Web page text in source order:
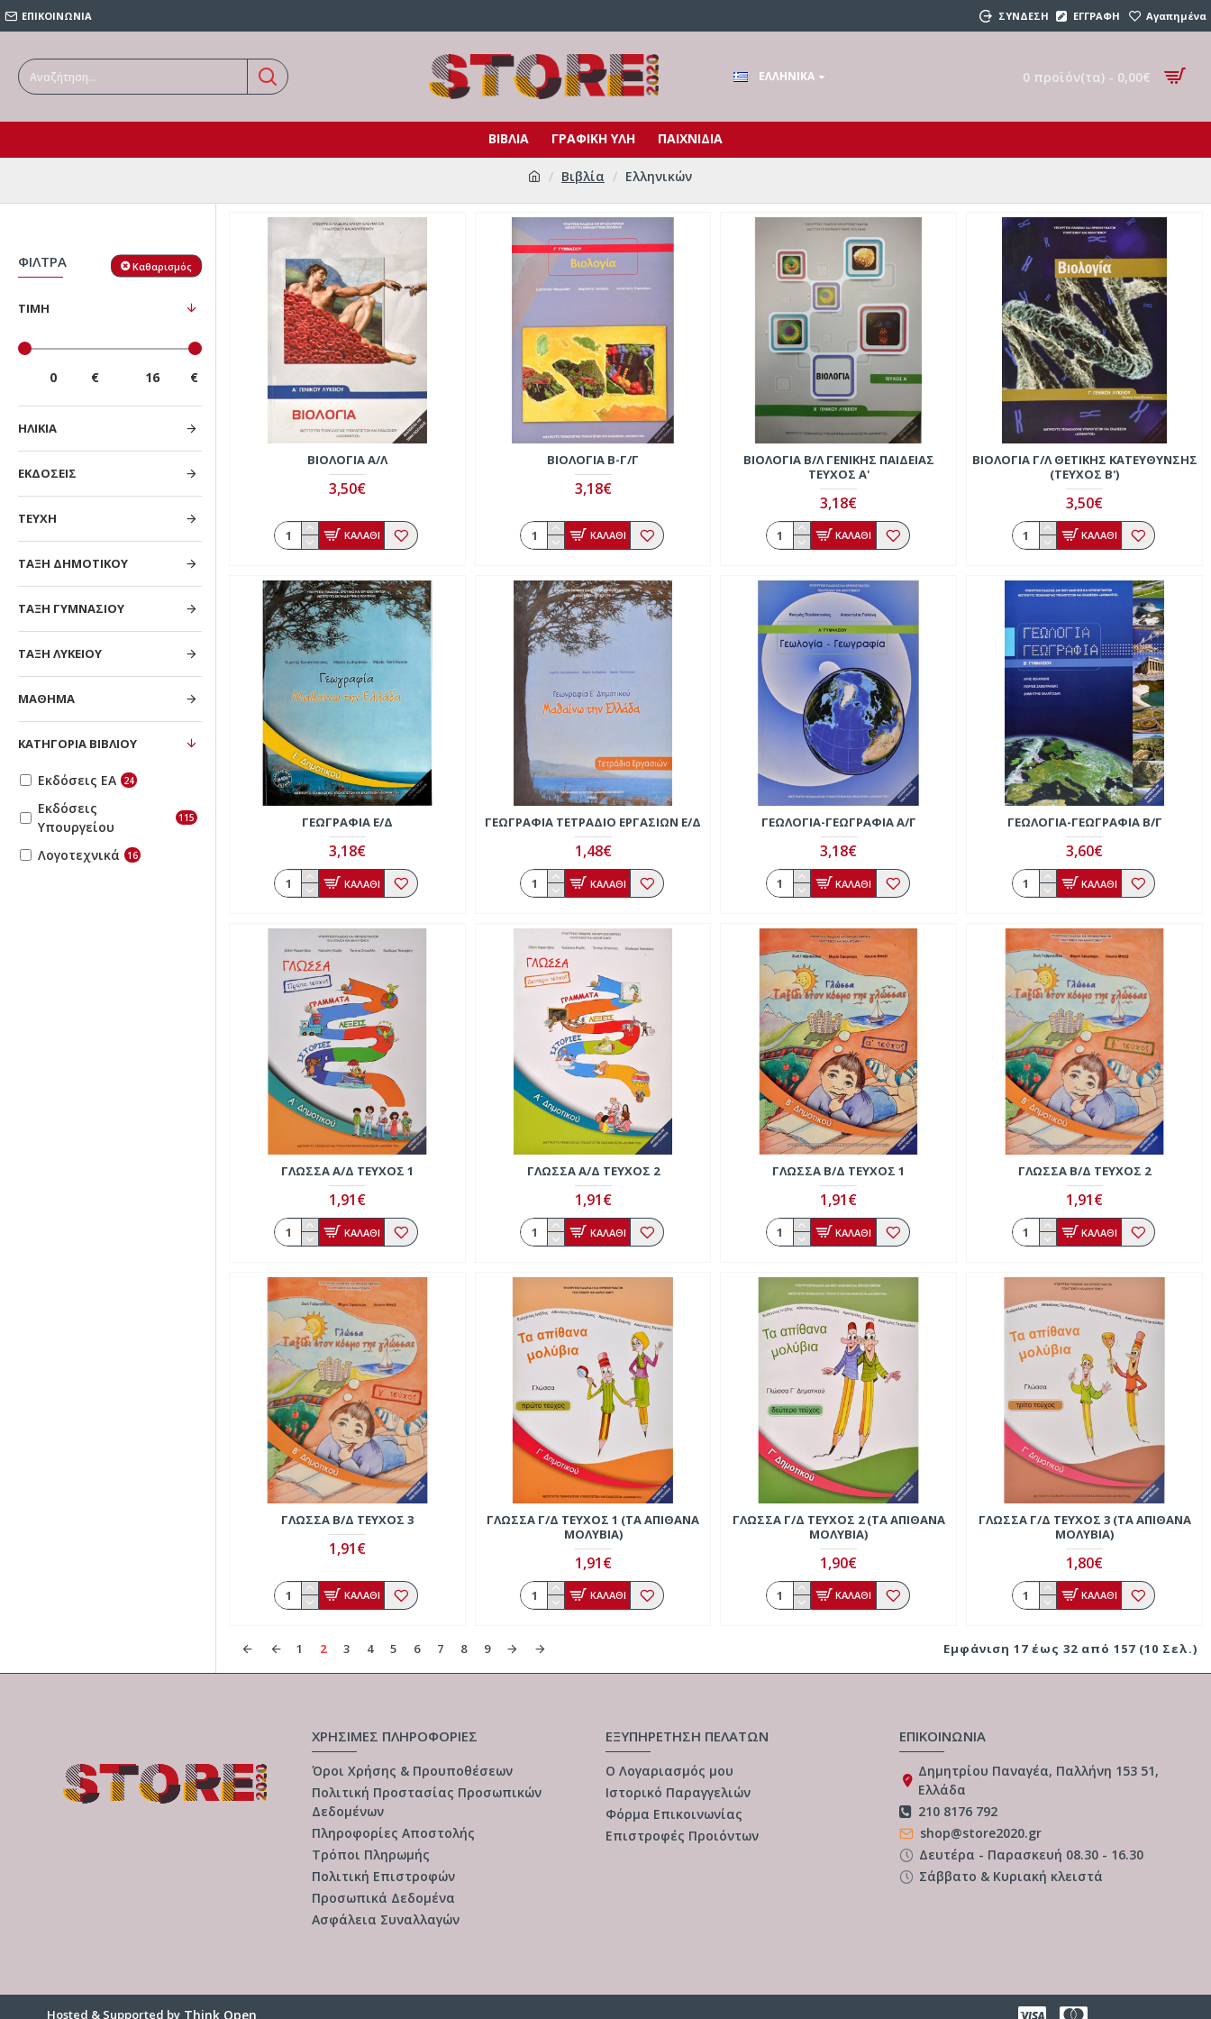
ΕΠΙΚΟΙΝΩΝΙΑ ΣΥΝΔΕΣΗ ΕΓΓΡΑΦΗ Αγαπημένα
ΕΛΛΗΝΙΚΆ 0 προϊόν(τα) - 0,00€
ΒΙΒΛΙΑ ΓΡΑΦΙΚΗ ΥΛΗ ΠΑΙΧΝΙΔΙΑ
Βιβλία Ελληνικών
ΦΙΛΤΡΑ Καθαρισμός
ΤΙΜΗ
€ €
ΗΛΙΚΙΑ
ΕΚΔΟΣΕΙΣ
ΤΕΥΧΗ
ΤΑΞΗ ΔΗΜΟΤΙΚΟΥ
ΤΑΞΗ ΓΥΜΝΑΣΙΟΥ
ΤΑΞΗ ΛΥΚΕΙΟΥ
ΜΑΘΗΜΑ
ΚΑΤΗΓΟΡΙΑ ΒΙΒΛΙΟΥ
Εκδόσεις ΕΑ 24
Εκδόσεις
Υπουργείου
115
Λογοτεχνικά 16
ΒΙΟΛΟΓΊΑ Α/Λ
3,50€
ΚΑΛΑΘΙ
ΒΙΟΛΟΓΊΑ Β-Γ/Γ
3,18€
ΚΑΛΑΘΙ
ΒΙΟΛΟΓΊΑ Β/Λ ΓΕΝΙΚΉΣ ΠΑΙΔΕΊΑΣ
ΤΕΎΧΟΣ Α'
3,18€
ΚΑΛΑΘΙ
ΒΙΟΛΟΓΊΑ Γ/Λ ΘΕΤΙΚΉΣ ΚΑΤΕΎΘΥΝΣΗΣ
(ΤΕΎΧΟΣ Β')
3,50€
ΚΑΛΑΘΙ
ΓΕΩΓΡΑΦΙΑ Ε/Δ
3,18€
ΚΑΛΑΘΙ
ΓΕΩΓΡΑΦΊΑ ΤΕΤΡΆΔΙΟ ΕΡΓΑΣΙΏΝ Ε/Δ
1,48€
ΚΑΛΑΘΙ
ΓΕΩΛΟΓΊΑ-ΓΕΩΓΡΑΦΊΑ Α/Γ
3,18€
ΚΑΛΑΘΙ
ΓΕΩΛΟΓΊΑ-ΓΕΩΓΡΑΦΊΑ Β/Γ
3,60€
ΚΑΛΑΘΙ
ΓΛΏΣΣΑ Α/Δ ΤΕΎΧΟΣ 1
1,91€
ΚΑΛΑΘΙ
ΓΛΏΣΣΑ Α/Δ ΤΕΎΧΟΣ 2
1,91€
ΚΑΛΑΘΙ
ΓΛΏΣΣΑ Β/Δ ΤΕΎΧΟΣ 1
1,91€
ΚΑΛΑΘΙ
ΓΛΏΣΣΑ Β/Δ ΤΕΎΧΟΣ 2
1,91€
ΚΑΛΑΘΙ
ΓΛΏΣΣΑ Β/Δ ΤΕΎΧΟΣ 3
1,91€
ΚΑΛΑΘΙ
ΓΛΏΣΣΑ Γ/Δ ΤΕΎΧΟΣ 1 (ΤΑ ΑΠΊΘΑΝΑ
ΜΟΛΎΒΙΑ)
1,91€
ΚΑΛΑΘΙ
ΓΛΏΣΣΑ Γ/Δ ΤΕΎΧΟΣ 2 (ΤΑ ΑΠΊΘΑΝΑ
ΜΟΛΎΒΙΑ)
1,90€
ΚΑΛΑΘΙ
ΓΛΏΣΣΑ Γ/Δ ΤΕΎΧΟΣ 3 (ΤΑ ΑΠΊΘΑΝΑ
ΜΟΛΎΒΙΑ)
1,80€
ΚΑΛΑΘΙ
1 2 3 4 5 6 7 8 9 Εμφάνιση 17 έως 32 από 157 (10 Σελ.)
ΧΡΗΣΙΜΕΣ ΠΛΗΡΟΦΟΡΙΕΣ
Όροι Χρήσης & Προυποθέσεων
Πολιτική Προστασίας Προσωπικών
Δεδομένων
Πληροφορίες Αποστολής
Τρόποι Πληρωμής
Πολιτική Επιστροφών
Προσωπικά Δεδομένα
Ασφάλεια Συναλλαγών
ΕΞΥΠΗΡΕΤΗΣΗ ΠΕΛΑΤΩΝ
Ο Λογαριασμός μου
Ιστορικό Παραγγελιών
Φόρμα Επικοινωνίας
Επιστροφές Προιόντων
ΕΠΙΚΟΙΝΩΝΙΑ
Δημητρίου Παναγέα, Παλλήνη 153 51,
Ελλάδα
210 8176 792
shop@store2020.gr
Δευτέρα - Παρασκευή 08.30 - 16.30
Σάββατο & Κυριακή κλειστά
Hosted & Supported byThink Open